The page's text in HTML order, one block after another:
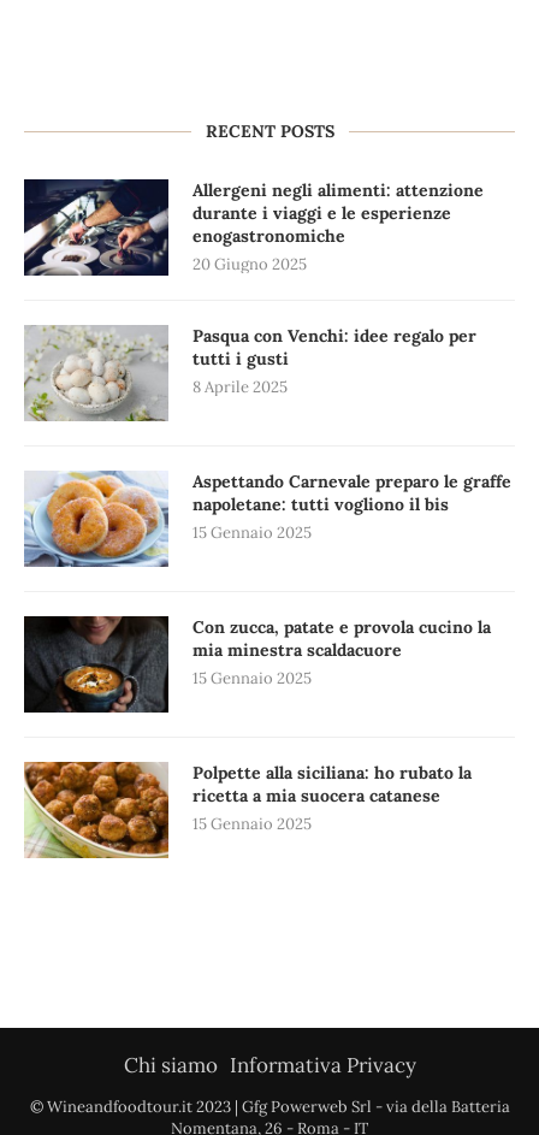
RECENT POSTS
Allergeni negli alimenti: attenzione
durante i viaggi e le esperienze
enogastronomiche
20 Giugno 2025
Pasqua con Venchi: idee regalo per
tutti i gusti
8 Aprile 2025
Aspettando Carnevale preparo le graffe
napoletane: tutti vogliono il bis
15 Gennaio 2025
Con zucca, patate e provola cucino la
mia minestra scaldacuore
15 Gennaio 2025
Polpette alla siciliana: ho rubato la
ricetta a mia suocera catanese
15 Gennaio 2025
Chi siamo Informativa Privacy
© Wineandfoodtour.it 2023 | Gfg Powerweb Srl - via della Batteria
Nomentana, 26 - Roma - IT